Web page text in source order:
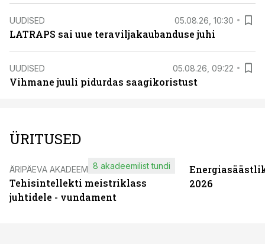
UUDISED 05.08.26, 10:30
LATRAPS sai uue teraviljakaubanduse juhi
UUDISED 05.08.26, 09:22
Vihmane juuli pidurdas saagikoristust
ÜRITUSED
ÄRIPÄEVA AKADEEMIA
Tehisintellekti meistriklass
juhtidele - vundament
8 akadeemilist tundi
2026